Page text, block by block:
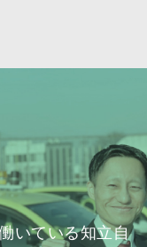
いている知立自